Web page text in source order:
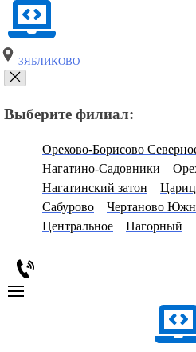
ЗЯБЛИКОВО
Выберите филиал:
Орехово-Борисово
Нагатино-Садовники
Нагатинский затон
Сабурово
Чертаново
Центральное
Нагорный